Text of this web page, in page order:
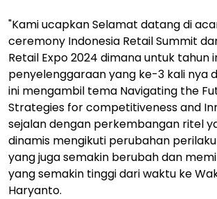
"Kami ucapkan Selamat datang di
ceremony Indonesia Retail Summit
Retail Expo 2024 dimana untuk tahun
penyelenggaraan yang ke-3 kali nya
ini mengambil tema Navigating the
Strategies for competitiveness and
sejalan dengan perkembangan ritel
dinamis mengikuti perubahan
yang juga semakin berubah dan
yang semakin tinggi dari waktu ke
Haryanto.